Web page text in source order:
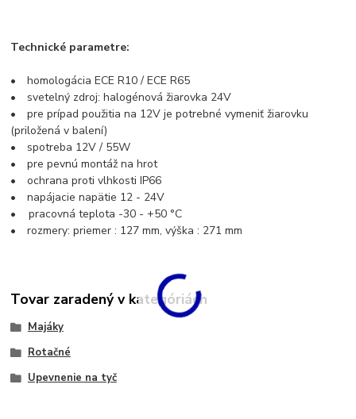
Technické parametre:
• homologácia ECE R10 / ECE R65
• svetelný zdroj: halogénová žiarovka 24V
• pre prípad použitia na 12V je potrebné vymeniť žiarovku
(priložená v balení)
• spotreba 12V / 55W
• pre pevnú montáž na hrot
• ochrana proti vlhkosti IP66
• napájacie napätie 12 - 24V
• pracovná teplota -30 - +50 °C
• rozmery: priemer : 127 mm, výška : 271 mm
Tovar zaradený v kategóriách
Majáky
Rotačné
Upevnenie na tyč